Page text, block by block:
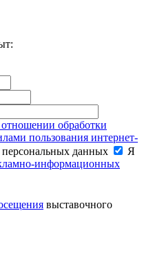
обработки
пользования интернет-
персональных данных
Я
информационных
выставочного